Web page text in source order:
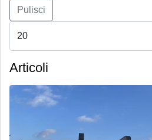
Pulisci
Articoli